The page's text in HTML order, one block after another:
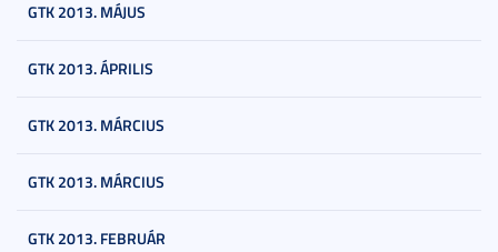
GTK 2013. MÁJUS
GTK 2013. ÁPRILIS
GTK 2013. MÁRCIUS
GTK 2013. MÁRCIUS
GTK 2013. FEBRUÁR